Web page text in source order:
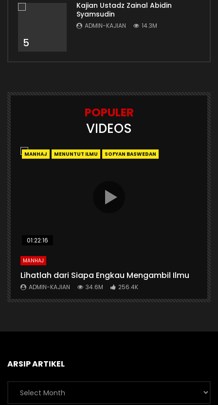
5
Kajian Ustadz Zainal Abidin
Syamsudin
ADMIN-KAJIAN 14.3M
POPULER
VIDEOS
MANHAJ MENUNTUT ILMU SOFYAN BASWEDAN
01:22:16
MANHAJ
Lihatlah dari Siapa Engkau Mengambil Ilmu
ADMIN-KAJIAN 34.6M 256.4K
ARSIP ARTIKEL
Arsip
Artikel